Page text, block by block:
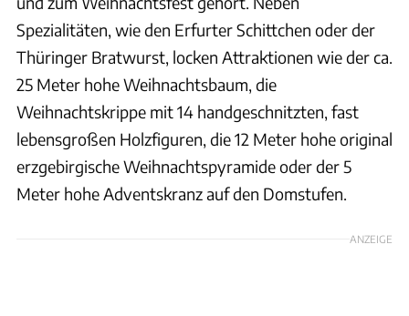
Spezialitäten, wie den Erfurter Schittchen oder der
Thüringer Bratwurst, locken Attraktionen wie der ca.
25 Meter hohe Weihnachtsbaum, die
Weihnachtskrippe mit 14 handgeschnitzten, fast
lebensgroßen Holzfiguren, die 12 Meter hohe original
erzgebirgische Weihnachtspyramide oder der 5
Meter hohe Adventskranz auf den Domstufen.
ANZEIGE